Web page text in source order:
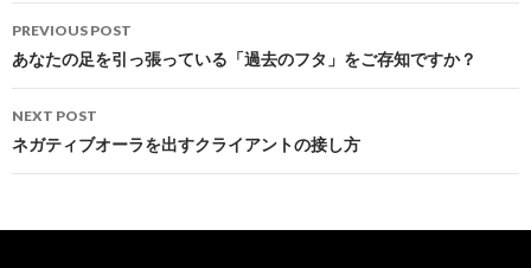
Post
navigation
PREVIOUS POST
あなたの足を引っ張っている「過去のフタ」をご存知ですか？
NEXT POST
ネガティブオーラを出すクライアントの接し方